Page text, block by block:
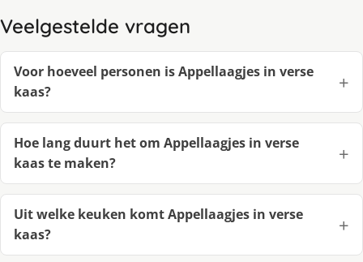
Veelgestelde vragen
Voor hoeveel personen is Appellaagjes in verse
kaas?
Hoe lang duurt het om Appellaagjes in verse
kaas te maken?
Uit welke keuken komt Appellaagjes in verse
kaas?